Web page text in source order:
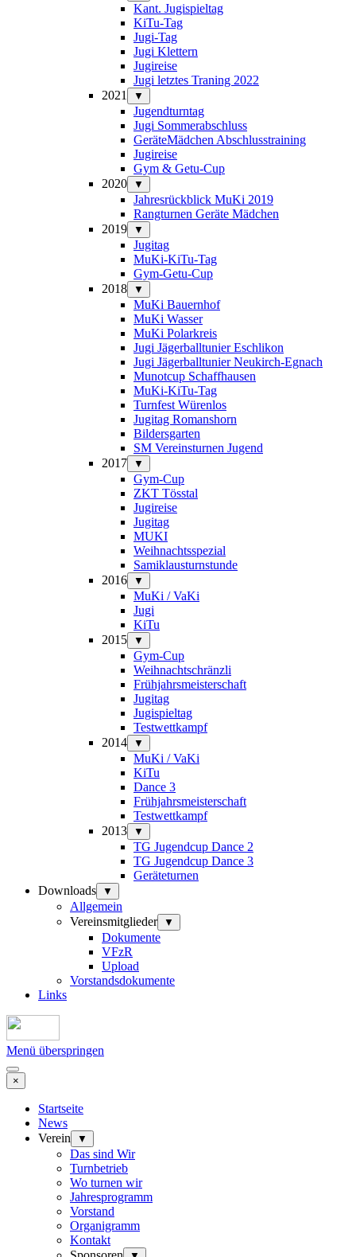
Kant. Jugispieltag
KiTu-Tag
Jugi-Tag
Jugi Klettern
Jugireise
Jugi letztes Traning 2022
2021
▼
Jugendturntag
Jugi Sommerabschluss
GeräteMädchen Abschlusstraining
Jugireise
Gym & Getu-Cup
2020
▼
Jahresrückblick MuKi 2019
Rangturnen Geräte Mädchen
2019
▼
Jugitag
MuKi-KiTu-Tag
Gym-Getu-Cup
2018
▼
MuKi Bauernhof
MuKi Wasser
MuKi Polarkreis
Jugi Jägerballtunier Eschlikon
Jugi Jägerballtunier Neukirch-Egnach
Munotcup Schaffhausen
MuKi-KiTu-Tag
Turnfest Würenlos
Jugitag Romanshorn
Bildersgarten
SM Vereinsturnen Jugend
2017
▼
Gym-Cup
ZKT Tösstal
Jugireise
Jugitag
MUKI
Weihnachtsspezial
Samiklausturnstunde
2016
▼
MuKi / VaKi
Jugi
KiTu
2015
▼
Gym-Cup
Weihnachtschränzli
Frühjahrsmeisterschaft
Jugitag
Jugispieltag
Testwettkampf
2014
▼
MuKi / VaKi
KiTu
Dance 3
Frühjahrsmeisterschaft
Testwettkampf
2013
▼
TG Jugendcup Dance 2
TG Jugendcup Dance 3
Geräteturnen
Downloads
▼
Allgemein
Vereinsmitglieder
▼
Dokumente
VFzR
Upload
Vorstandsdokumente
Links
Menü überspringen
×
Startseite
News
Verein
▼
Das sind Wir
Turnbetrieb
Wo turnen wir
Jahresprogramm
Vorstand
Organigramm
Kontakt